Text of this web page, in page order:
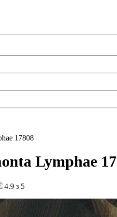
17808
Lymphae
4.9 з 5